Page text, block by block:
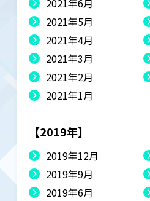
2021年6月
2021年5月
2021年4月
2021年3月
2021年2月
2021年1月
【2019年】
2019年12月
2019年9月
2019年6月